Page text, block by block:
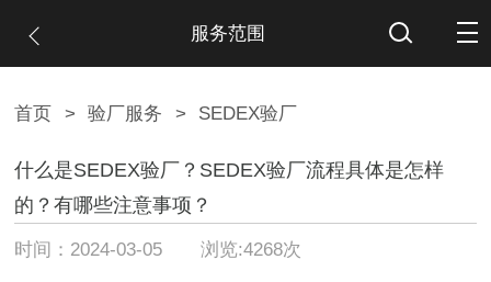
服务范围
首页 > 验厂服务 > SEDEX验厂
什么是SEDEX验厂？SEDEX验厂流程具体是怎样
的？有哪些注意事项？
时间：2024-03-05 浏览:4268次